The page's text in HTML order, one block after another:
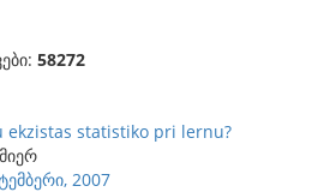
58272
ekzistas statistiko pri lernu?
2007